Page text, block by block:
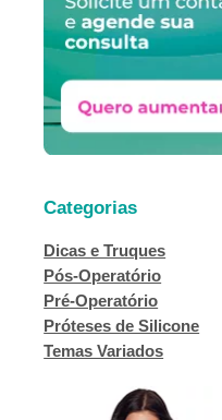
Categorias
Dicas e Truques
Pós-Operatório
Pré-Operatório
Próteses de Silicone
Temas Variados